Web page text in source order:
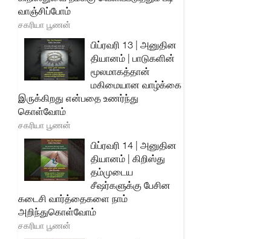
வாஞ்சிப்போம்
சகரியா பூணன்
பிப்ரவரி 13 | அனுதின
தியானம் | பாடுகளின்
மூலமாகத்தான்
மகிமையான வாழ்க்கை
இருக்கிறது என்பதை உணர்ந்து
கொள்வோம்
சகரியா பூணன்
பிப்ரவரி 14 | அனுதின
தியானம் | கிறிஸ்து
தம்முடைய
சீஷர்களுக்கு பேசின
கடைசி வார்த்தைகளை நாம்
அறிந்துகொள்வோம்
சகரியா பூணன்